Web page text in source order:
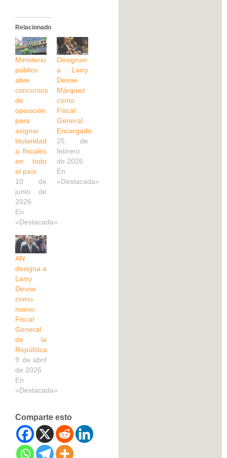
Relacionado
Ministerio
público
abre
concursos
de
oposición
para
asignar
titularidad
a fiscales
en todo
el país
10 de
junio de
2026
En
«Destacada»
Designan
a Larry
Devoe
Márquez
como
Fiscal
General
Encargado
25 de
febrero
de 2026
En
«Destacada»
AN
designa a
Larry
Devoe
como
nuevo
Fiscal
General
de la
República
9 de abril
de 2026
En
«Destacada»
Comparte esto